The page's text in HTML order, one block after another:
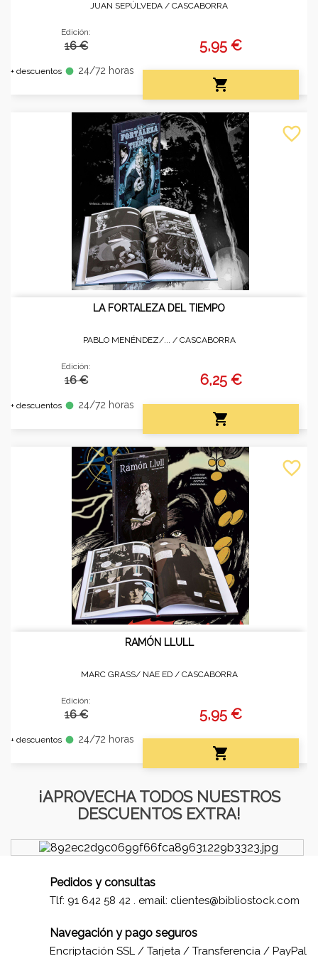
JUAN SEPÚLVEDA / CASCABORRA
Edición:
16 €
+ descuentos fiber_manual_record 24/72 horas
5,95 €

LA FORTALEZA DEL TIEMPO
PABLO MENÉNDEZ/... / CASCABORRA
Edición:
16 €
+ descuentos fiber_manual_record 24/72 horas
6,25 €

favorite_border
RAMÓN LLULL
MARC GRASS/ NAE ED / CASCABORRA
Edición:
16 €
+ descuentos fiber_manual_record 24/72 horas
5,95 €

favorite_border
¡APROVECHA TODOS NUESTROS
DESCUENTOS EXTRA!
Pedidos y consultas
Tlf: 91 642 58 42 . email: clientes@bibliostock.com
Navegación y pago seguros
Encriptación SSL / Tarjeta / Transferencia / PayPal